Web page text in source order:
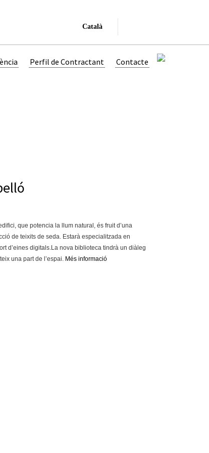
Català
Perfil de Contractant Contacte
que potencia la llum natural, és fruit d’una
de teixits de seda. Estarà especialitzada en
d’eines digitals.La nova biblioteca tindrà un diàleg
una part de l’espai. Més informació